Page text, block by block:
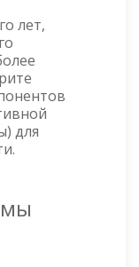
лет,
для